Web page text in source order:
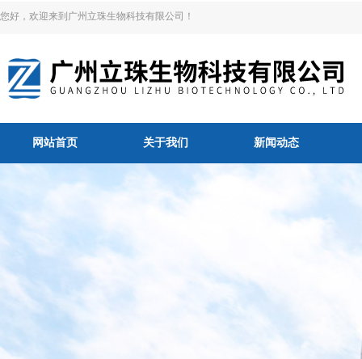
您好，欢迎来到广州立珠生物科技有限公司！
网站首页 关于我们 新闻动态